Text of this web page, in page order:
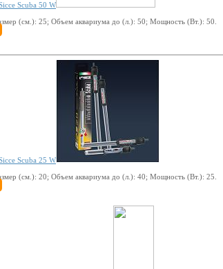
Scuba 50 W
(см.): 25; Объем аквариума до (л.): 50; Мощность (Вт.): 50
Scuba 25 W
(см.): 20; Объем аквариума до (л.): 40; Мощность (Вт.): 25